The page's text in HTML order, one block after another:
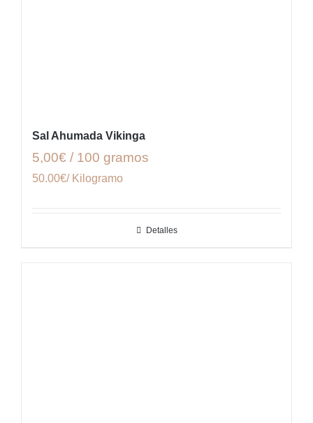
Sal Ahumada Vikinga
5,00€ / 100 gramos
50.00€/ Kilogramo
Detalles